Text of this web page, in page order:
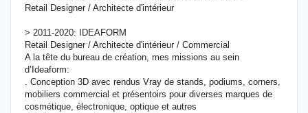
Retail Designer / Architecte d'intérieur
> 2011-2020: IDEAFORM
Retail Designer / Architecte d'intérieur / Commercial
A la tête du bureau de création, mes missions au sein
d’Ideaform:
. Conception 3D avec rendus Vray de stands, podiums, corners,
mobiliers commercial et présentoirs pour diverses marques de
cosmétique, électronique, optique et autres